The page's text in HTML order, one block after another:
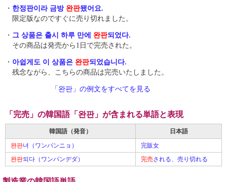
・ 한정판이라 금방 완판됐어요.
限定版なのですぐに売り切れました。
・ 그 상품은 출시 하루 만에 완판되었다.
その商品は発売から1日で完売された。
・ 아쉽게도 이 상품은 완판되었습니다.
残念ながら、こちらの商品は完売いたしました。
「완판」の例文をすべてを見る
「完売」の韓国語「완판」が含まれる単語と表現
韓国語（発音）
日本語
완판녀（ワンパンニョ）
完販女
완판되다（ワンパンデダ） 完売される、売り切れる